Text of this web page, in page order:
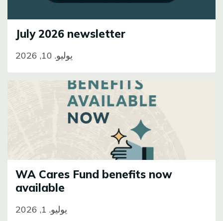
July 2026 newsletter
يوليو. 10, 2026
WA Cares Fund benefits now
available
يوليو. 1, 2026